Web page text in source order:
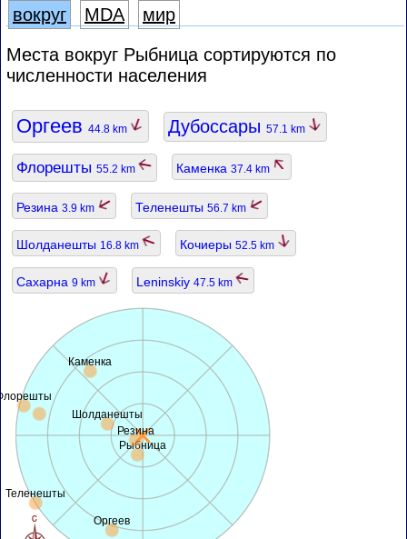
вокруг MDA
мир
Места вокруг Рыбница сортируются по
численности населения
Оргеев 44.8 km Дубоссары 57.1 km
Флорешты 55.2 km Каменка 37.4 km
Резина 3.9 km Теленешты 56.7 km
Шолданешты 16.8 km Кочиеры 52.5 km
Сахарна 9 km Leninskiy 47.5 km
Рыбница
Оргеев
Каменка
Резина
Теленешты
Шолданешты